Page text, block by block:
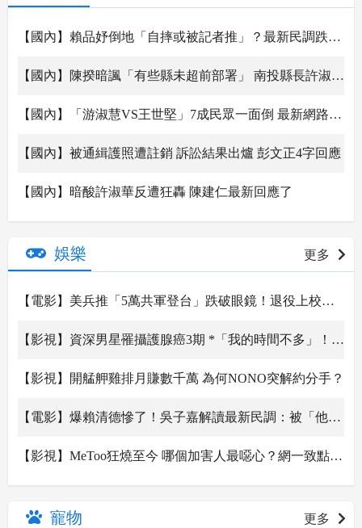
【國內】賴品妤倒地「自摔或被記者推」？最新民調跌破眼鏡
【國內】陳揆暗諷「有些縣未超前部署」 南投縣長許淑華不忍回嗆了
【國內】「游淑慧VS王世堅」7成民眾一面倒 最新網路民調跌破眼鏡
【國內】被通緝護照遭註銷 訴訟結果出爐 彭文正4字回應
【國內】暗酸許淑華反遭狂轟 陳建仁最新回應了
娛樂 更多
【電影】美兵推「5萬共軍登台」跌破眼鏡！退役上校爆出驚人內幕
【影視】資深男星罹攝護腺癌3期 *「我的時間不多」！吐出最新病況
【影視】開艋舺雞排月賺數千萬 為何NONO突解約分手？
【電影】爆賴清德慘了！吳子嘉解讀最新民調：被「他」狠咬一口
【影視】MeToo狂燒至今 哪個加害人最噁心？網一致點名他：沒有之一
寵物 更多